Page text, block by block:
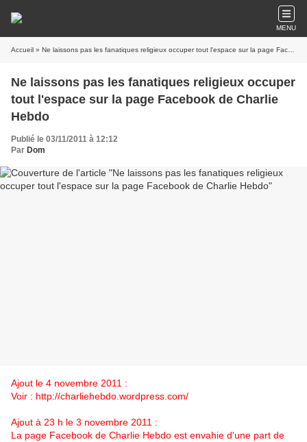
MENU
Accueil » Ne laissons pas les fanatiques religieux occuper tout l'espace sur la page Facebook de Charlie Hebdo
Ne laissons pas les fanatiques religieux occuper
tout l'espace sur la page Facebook de Charlie
Hebdo
Publié le 03/11/2011 à 12:12
Par Dom
Ajout le 4 novembre 2011 :
Voir : http://charliehebdo.wordpress.com/
Ajout à 23 h le 3 novembre 2011 :
La page Facebook de Charlie Hebdo est envahie d'une part de